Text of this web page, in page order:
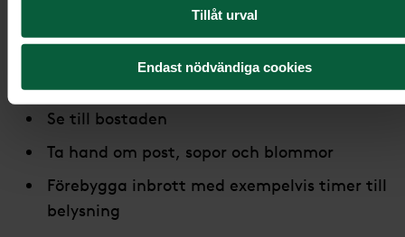
Tillåt urval
Endast nödvändiga cookies
Om personen levde själv är det även
Se till bostaden
Ta hand om post, sopor och blommor
Förebygga inbrott med exempelvis timer till
belysning